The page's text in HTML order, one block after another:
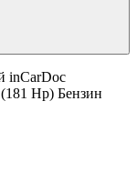
inCarDoc
Hp) Бензин